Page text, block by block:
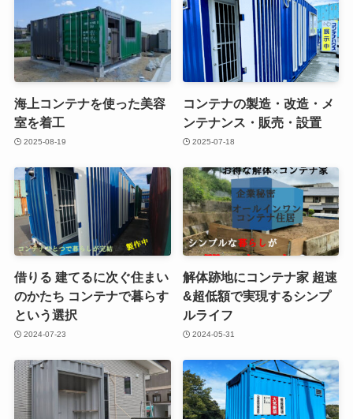
海上コンテナを使った美容
室を着工
2025-08-19
コンテナの製造・改造・メ
ンテナンス・販売・設置
2025-07-18
借りる 建てるに次ぐ住まい
のかたち コンテナで暮らす
という選択
2024-07-23
解体跡地にコンテナ家 超速
&超低額で実現するシンプ
ルライフ
2024-05-31